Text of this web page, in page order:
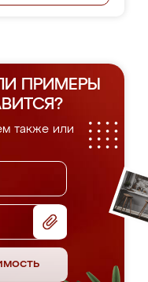
ПРИМЕРЫ
также или